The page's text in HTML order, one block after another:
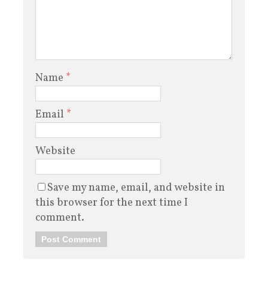
Name *
Email *
Website
Save my name, email, and website in
this browser for the next time I
comment.